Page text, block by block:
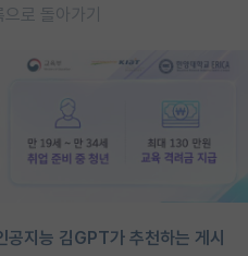
로 돌아가기
공지능 김GPT가 추천하는 게시